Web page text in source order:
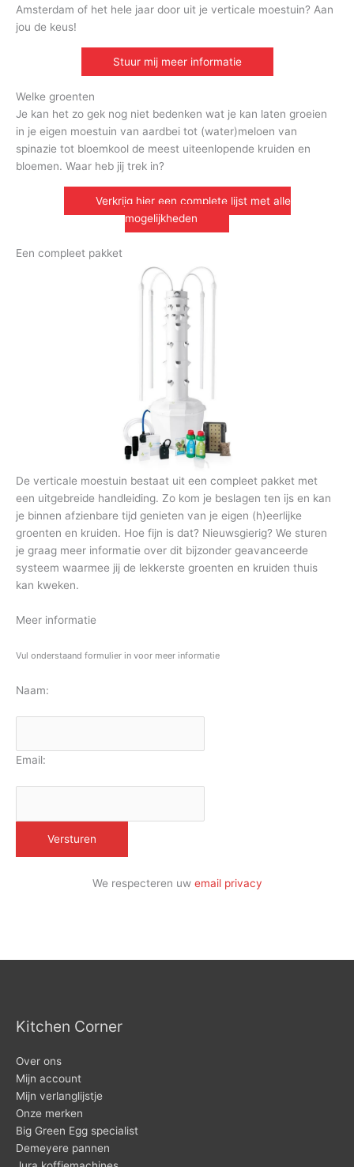
Amsterdam of het hele jaar door uit je verticale moestuin? Aan
jou de keus!
Stuur mij meer informatie
Welke groenten
Je kan het zo gek nog niet bedenken wat je kan laten groeien
in je eigen moestuin van aardbei tot (water)meloen van
spinazie tot bloemkool de meest uiteenlopende kruiden en
bloemen. Waar heb jij trek in?
Verkrijg hier een complete lijst met alle
mogelijkheden
Een compleet pakket
De verticale moestuin bestaat uit een compleet pakket met
een uitgebreide handleiding. Zo kom je beslagen ten ijs en kan
je binnen afzienbare tijd genieten van je eigen (h)eerlijke
groenten en kruiden. Hoe fijn is dat? Nieuwsgierig? We sturen
je graag meer informatie over dit bijzonder geavanceerde
systeem waarmee jij de lekkerste groenten en kruiden thuis
kan kweken.
Meer informatie
Vul onderstaand formulier in voor meer informatie
Naam:
Email:
We respecteren uw email privacy
Kitchen Corner
Over ons
Mijn account
Mijn verlanglijstje
Onze merken
Big Green Egg specialist
Demeyere pannen